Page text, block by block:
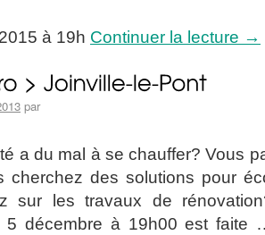
à 19h Continuer la lecture →
par
a du mal à se chauffer? Vous
cherchez des solutions pour
sur les travaux de
5 décembre à 19h00 est